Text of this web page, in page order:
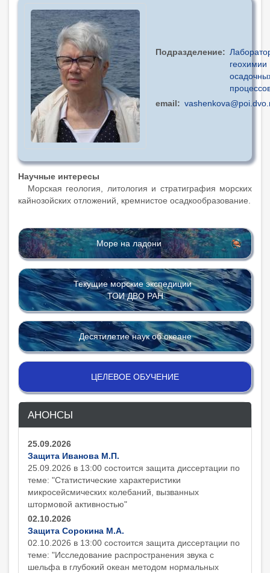
Подразделение
геохимии
email
Научные интересы
Морская геология, литология и стратиграфия морских
кайнозойских отложений, кремнистое осадкообразование.
Море на ладони
Текущие морские экспедиции
ТОИ ДВО РАН
Десятилетие наук об океане
ЦЕЛЕВОЕ ОБУЧЕНИЕ
АНОНСЫ
25.09.2026
Защита Иванова М.П.
25.09.2026 в 13:00 состоится защита диcсертации по
теме: "Статистические характеристики
микросейсмических колебаний, вызванных
штормовой активностью"
02.10.2026
Защита Сорокина М.А.
02.10.2026 в 13:00 состоится защита диcсертации по
теме: "Исследование распространения звука с
шельфа в глубокий океан методом нормальных